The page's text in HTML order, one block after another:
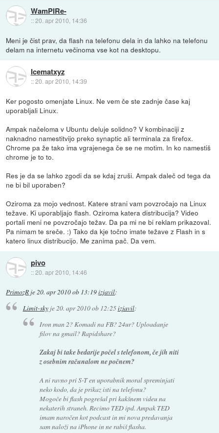
WamPIRe-
::20. apr 2010, 14:36
Meni je čist prav, da flash na telefonu dela in da lahko na telefonu
delam na internetu večinoma vse kot na desktopu.
Icematxyz
::20. apr 2010, 14:39
Ker pogosto omenjate Linux. Ne vem če ste zadnje čase kaj
uporabljali Linux.
Ampak načeloma v Ubuntu deluje solidno? V kombinaciji z
naknadno namestitvijo preko synaptic ali terminala za firefox.
Chrome pa že tako ima vgrajenega če se ne motim. In ko namestiš
chrome je to to.
Res je da se lahko zgodi da se kdaj zruši. Ampak daleč od tega da
ne bi bil uporaben?
Oziroma za mojo vednost. Katere strani vam povzročajo na Linux
težave. Ki uporabljajo flash. Oziroma katera distribucija? Video
portali meni ne povzročajo težav. Da pa mi ne bi reklam prikazoval.
Pa nimam te sreče. :) Tako da kje točno imate težave z Flash in s
katero linux distribucijo. Me zanima pač. Da vem.
pivo
::20. apr 2010, 14:46
PrimozR je20. apr 2010 ob 13:19izjavil:
Limit-skyje20. apr 2010 ob 12:25izjavil:
Iron man 2? Komadi na FB? 24ur? Uploadanje
filov na gmail? Rapidshare?
Zakaj bi take bedarije počel s telefonom, če jih niti
z osebnim računalom ne počnem?
A ni ravno pri S-T en uporabnik moral spreminjati
neko kodo, da je prikaz isti na telefonu?
Mogoče bi flash pogrešal pri kakšnem videu na
nekaterih straneh. Recimo TED ipd. Ampak TED
imam naročen kot podcast in mi nova predavanja
sam naloži na iPhone in ne rabiš flasha.